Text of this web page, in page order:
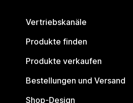
Vertriebskanäle
Produkte finden
Produkte verkaufen
Bestellungen und Versand
Shop-Design